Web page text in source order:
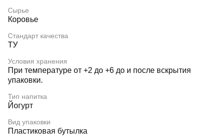
Сырье
Коровье
Стандарт качества
ТУ
Условия хранения
При температуре от +2 до +6 до и после вскрытия
упаковки.
Тип напитка
Йогурт
Вид упаковки
Пластиковая бутылка